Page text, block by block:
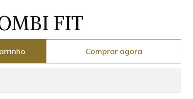
FIT
Comprar agora